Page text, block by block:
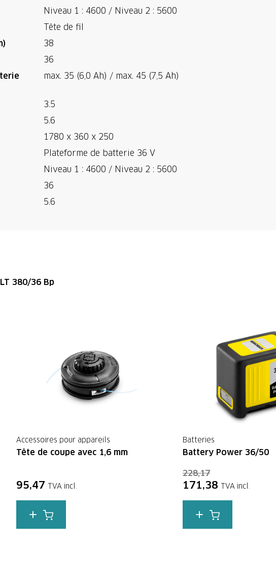
Niveau 1 : 4600 / Niveau 2 : 5600
Tête de fil
38
36
max. 35 (6,0 Ah) / max. 45 (7,5 Ah)
3.5
5.6
1780 x 360 x 250
Plateforme de batterie 36 V
Niveau 1 : 4600 / Niveau 2 : 5600
36
5.6
380/36 Bp
Accessoires pour appareils
Tête de coupe avec 1,6 mm
95,47 TVA incl.
Batteries
Battery Power 36/50
228,17
171,38 TVA incl.